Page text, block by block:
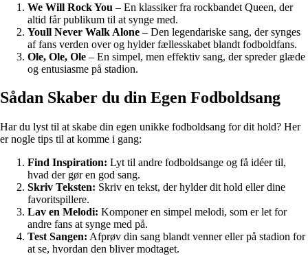
We Will Rock You – En klassiker fra rockbandet Queen, der
altid får publikum til at synge med.
Youll Never Walk Alone – Den legendariske sang, der synges
af fans verden over og hylder fællesskabet blandt fodboldfans.
Ole, Ole, Ole – En simpel, men effektiv sang, der spreder glæde
og entusiasme på stadion.
Sådan Skaber du din Egen Fodboldsang
Har du lyst til at skabe din egen unikke fodboldsang for dit hold? Her
er nogle tips til at komme i gang:
Find Inspiration: Lyt til andre fodboldsange og få idéer til,
hvad der gør en god sang.
Skriv Teksten: Skriv en tekst, der hylder dit hold eller dine
favoritspillere.
Lav en Melodi: Komponer en simpel melodi, som er let for
andre fans at synge med på.
Test Sangen: Afprøv din sang blandt venner eller på stadion for
at se, hvordan den bliver modtaget.